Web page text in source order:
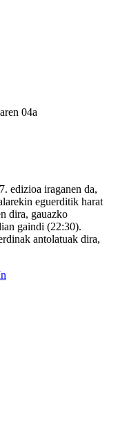
04a
edizioa iraganen da,
eguerditik harat
dira, gauazko
gaindi (22:30).
antolatuak dira,